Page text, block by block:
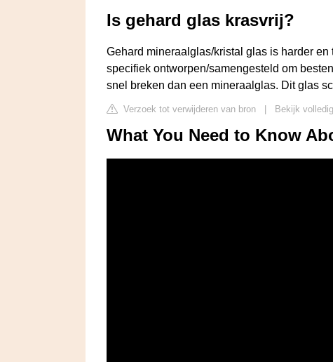
Is gehard glas krasvrij?
Gehard mineraalglas/kristal glas is harder
specifiek ontworpen/samengesteld om
snel breken dan een mineraalglas. Dit glas
Verzoek tot verwijderen van bron Bekijk
What You Need to Know